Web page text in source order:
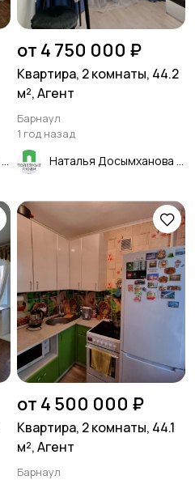
Наталья Досымханова
от 4 750 000 ₽
Квартира, 2 комнаты, 44.2
м², Агент
Барнаул
1 год назад
Наталья Досымханова
от 4 500 000 ₽
Квартира, 2 комнаты, 44.1
м², Агент
Барнаул